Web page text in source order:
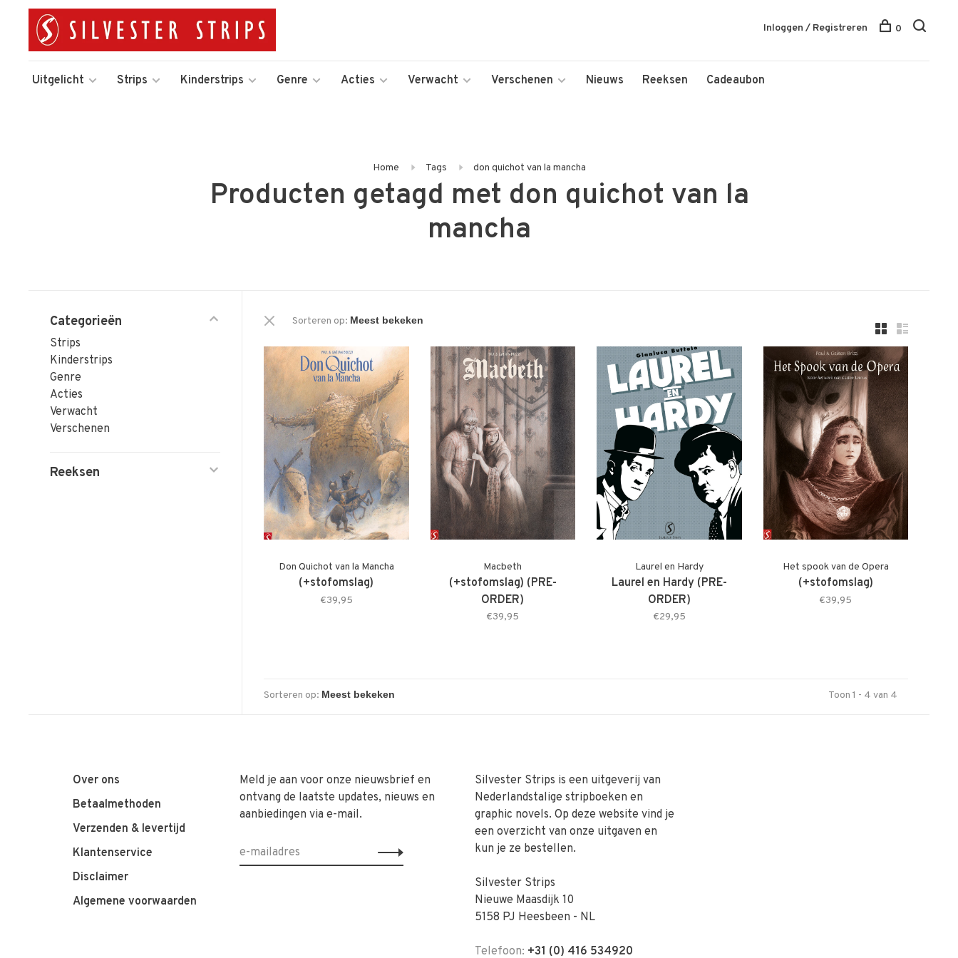
Uitgelicht Strips Kinderstrips Genre Acties Verwacht Verschenen Nieuws Reeksen Cadeaubon
Inloggen / Registreren 0
Home Tags don quichot van la mancha
Producten getagd met don quichot van la
mancha
Categorieën
Strips
Kinderstrips
Genre
Acties
Verwacht
Verschenen
Reeksen
Sorteren op:
Don Quichot van la Mancha
(+stofomslag)
€39,95
Macbeth
(+stofomslag) (PRE-
ORDER)
€39,95
Laurel en Hardy
Laurel en Hardy (PRE-
ORDER)
€29,95
Het spook van de Opera
(+stofomslag)
€39,95
Sorteren op: Toon 1 - 4 van 4
Over ons
Betaalmethoden
Verzenden & levertijd
Klantenservice
Disclaimer
Algemene voorwaarden
Meld je aan voor onze nieuwsbrief en
ontvang de laatste updates, nieuws en
aanbiedingen via e-mail.
Silvester Strips is een uitgeverij van
Nederlandstalige stripboeken en
graphic novels. Op deze website vind je
een overzicht van onze uitgaven en
kun je ze bestellen.
Silvester Strips
Nieuwe Maasdijk 10
5158 PJ Heesbeen - NL
Telefoon: +31 (0) 416 534920